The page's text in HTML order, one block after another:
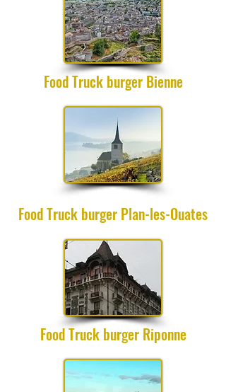
Food Truck burger Bienne
Food Truck burger Plan-les-Ouates
Food Truck burger Riponne